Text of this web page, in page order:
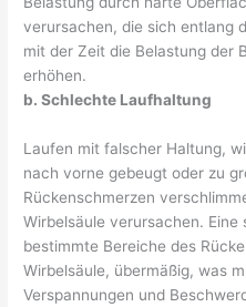
verursachen, die sich entlang
mit der Zeit die Belastung der
erhöhen.
b. Schlechte Laufhaltung
Laufen mit falscher Haltung,
nach vorne gebeugt oder zu
Rückenschmerzen
Wirbelsäule verursachen.
bestimmte Bereiche des
Wirbelsäule, übermäßig, was
Verspannungen und